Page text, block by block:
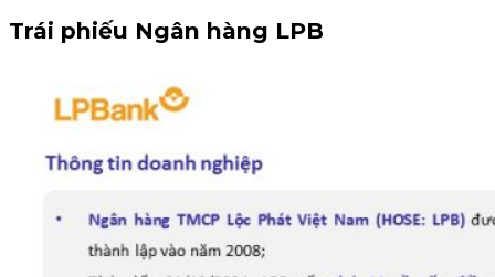
Trái phiếu Ngân hàng LPB